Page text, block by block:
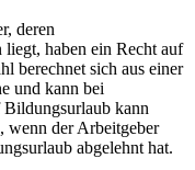
deren
haben ein Recht auf
berechnet sich aus einer
und kann bei
kann
wenn der Arbeitgeber
abgelehnt hat.